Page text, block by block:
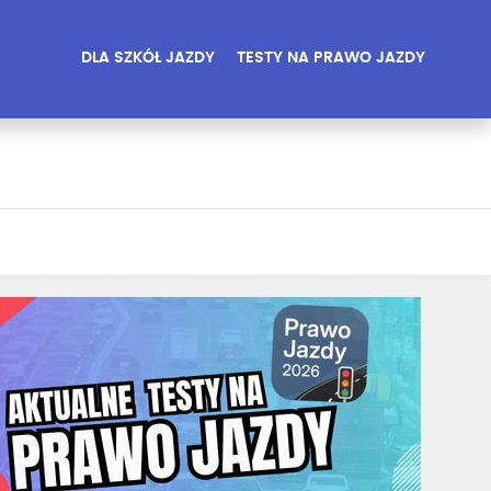
DLA SZKÓŁ JAZDY TESTY NA PRAWO JAZDY